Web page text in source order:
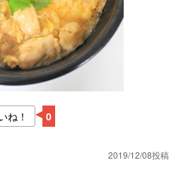
ね！ 0
2019/12/08投稿